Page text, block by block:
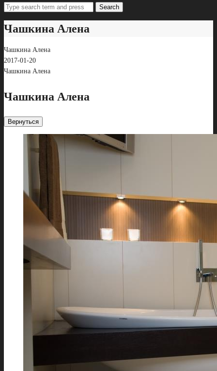
Search
Чашкина Алена
Чашкина Алена
2017-01-20
Чашкина Алена
Чашкина Алена
Вернуться